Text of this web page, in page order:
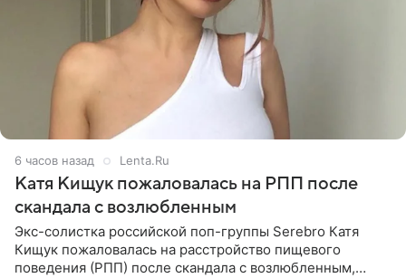
6 часов назад Lenta.Ru
Катя Кищук пожаловалась на РПП после
скандала с возлюбленным
Экс-солистка российской поп-группы Serebro Катя
Кищук пожаловалась на расстройство пищевого
поведения (РПП) после скандала с возлюбленным,